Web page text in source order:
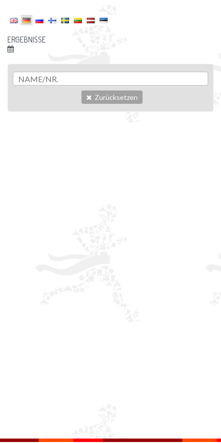
ERGEBNISSE
Zurücksetzen